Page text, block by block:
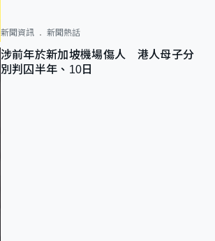
新聞資訊 新聞熱話
涉前年於新加坡機場傷人 港人母子分
別判囚半年、10日